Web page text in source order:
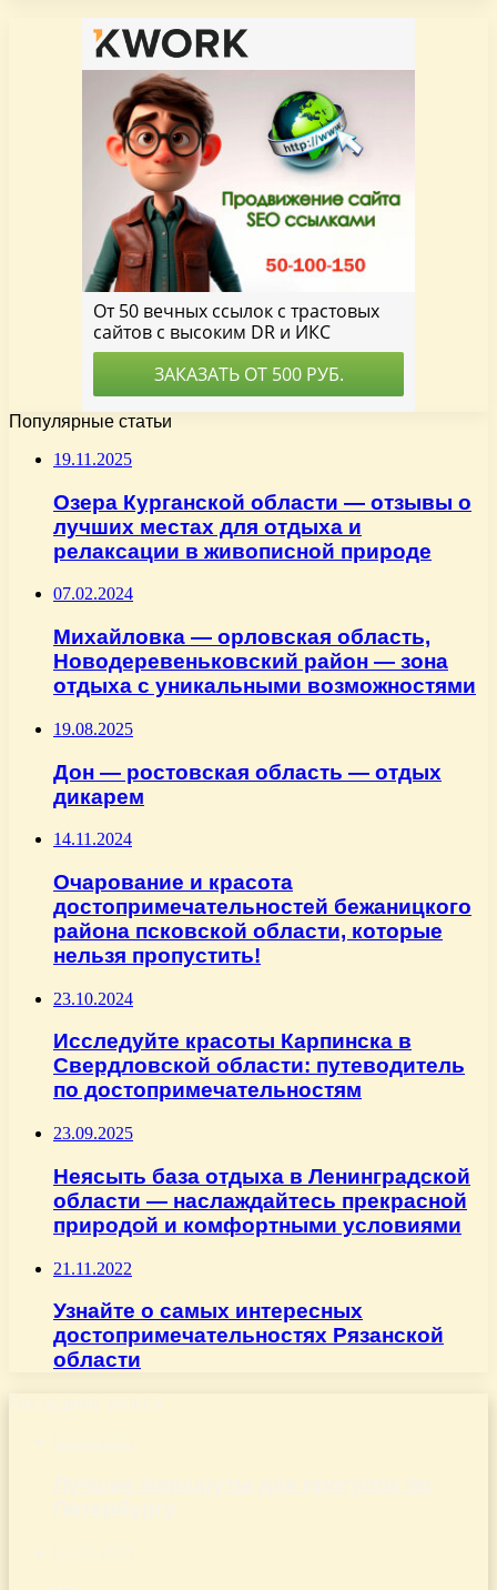
Популярные статьи
19.11.2025
Озера Курганской области — отзывы о
лучших местах для отдыха и
релаксации в живописной природе
07.02.2024
Михайловка — орловская область,
Новодеревеньковский район — зона
отдыха с уникальными возможностями
19.08.2025
Дон — ростовская область — отдых
дикарем
14.11.2024
Очарование и красота
достопримечательностей бежаницкого
района псковской области, которые
нельзя пропустить!
23.10.2024
Исследуйте красоты Карпинска в
Свердловской области: путеводитель
по достопримечательностям
23.09.2025
Неясыть база отдыха в Ленинградской
области — наслаждайтесь прекрасной
природой и комфортными условиями
21.11.2022
Узнайте о самых интересных
достопримечательностях Рязанской
области